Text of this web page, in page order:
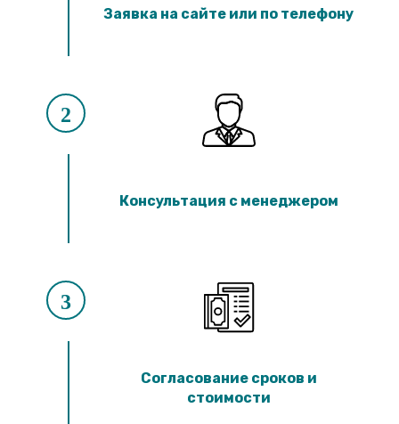
Лотки ЛК 75.60.60
Лотки ЛК 300.150.45
Лотки ЛК 75.120.45
Лотки ЛК 75.90.45
Лотки ЛК 300.60.45
Лотки ЛК 75.60.30
Лотки ЛК 300.60.30
Лотки ЛК 75.45.30
Лотки ЛК 300.45.30
Заявка на сайте или по телефону
2
Консультация с менеджером
3
Согласование сроков и
стоимости